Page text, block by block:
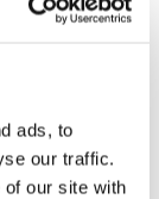
ads, to
our traffic.
our site with